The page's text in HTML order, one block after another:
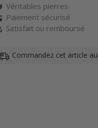
Véritables pierres
Paiement sécurisé
Satisfait ou remboursé
Commandez cet article